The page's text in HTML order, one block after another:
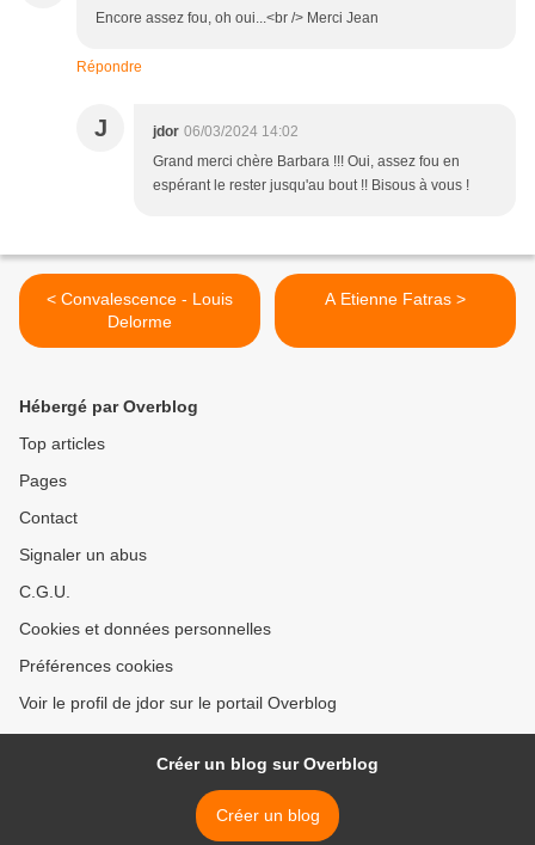
Encore assez fou, oh oui...<br /> Merci Jean
Répondre
J jdor 06/03/2024 14:02
Grand merci chère Barbara !!! Oui, assez fou en
espérant le rester jusqu'au bout !! Bisous à vous !
< Convalescence - Louis
Delorme
A Etienne Fatras >
Hébergé par Overblog
Top articles
Pages
Contact
Signaler un abus
C.G.U.
Cookies et données personnelles
Préférences cookies
Voir le profil de jdor sur le portail Overblog
Créer un blog sur Overblog
Créer un blog